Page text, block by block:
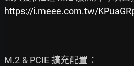
https://i.meee.com.tw/
M.2 & PCIE 擴充配置：